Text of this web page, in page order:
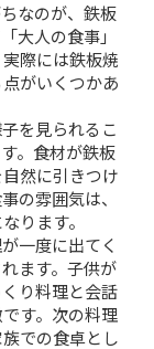
なのが、鉄板
大人の食事」
際には鉄板焼
がいくつかあ
を見られるこ
。食材が鉄板
然に引きつけ
の雰囲気は、
ります。
一度に出てく
ます。子供が
り料理と会話
す。次の料理
での食卓とし